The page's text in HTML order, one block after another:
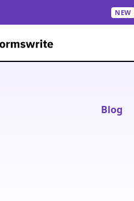
NEW
Blog